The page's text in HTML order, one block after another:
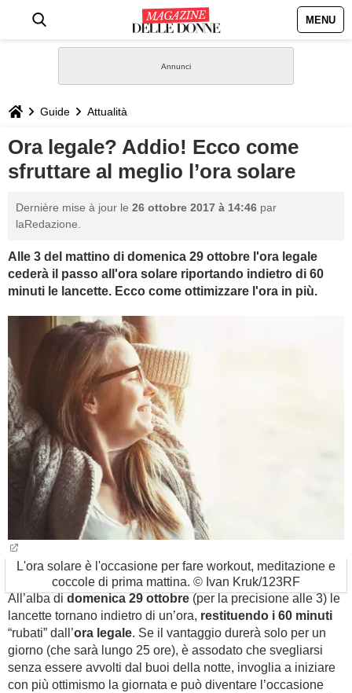
MENU
STILE
BIOGRAFIE
DEFINIZIONI
GASTRONOMIA
BAMBINO
DIETA
GUIDE
FORUM
Guide Attualità
Ora legale? Addio! Ecco come
sfruttare al meglio l’ora solare
Dernière mise à jour le 26 ottobre 2017 à 14:46 par
laRedazione.
Alle 3 del mattino di domenica 29 ottobre l'ora legale
cederà il passo all'ora solare riportando indietro di 60
minuti le lancette. Ecco come ottimizzare l'ora in più.
L'ora solare è l'occasione per fare workout, meditazione e
coccole di prima mattina. © Ivan Kruk/123RF
All’alba di domenica 29 ottobre (per la precisione alle 3) le
lancette tornano indietro di un’ora, restituendo i 60 minuti
“rubati” dall’ora legale. Se il vantaggio durerà solo per un
giorno (che sarà lungo 25 ore), è assodato che svegliarsi
senza essere avvolti dal buoi della notte, invoglia a iniziare
con più ottimismo la giornata e può diventare l’occasione